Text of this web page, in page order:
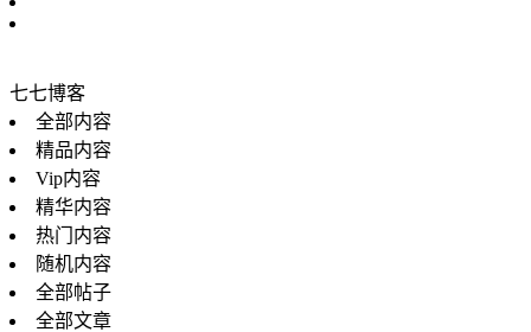
七七博客
全部内容
精品内容
Vip内容
精华内容
热门内容
随机内容
全部帖子
全部文章